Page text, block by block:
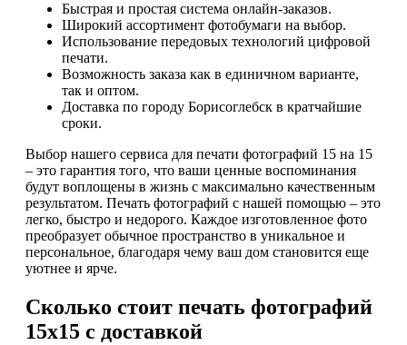
Быстрая и простая система онлайн-заказов.
Широкий ассортимент фотобумаги на выбор.
Использование передовых технологий цифровой
печати.
Возможность заказа как в единичном варианте,
так и оптом.
Доставка по городу Борисоглебск в кратчайшие
сроки.
Выбор нашего сервиса для печати фотографий 15 на 15
– это гарантия того, что ваши ценные воспоминания
будут воплощены в жизнь с максимально качественным
результатом. Печать фотографий с нашей помощью – это
легко, быстро и недорого. Каждое изготовленное фото
преобразует обычное пространство в уникальное и
персональное, благодаря чему ваш дом становится еще
уютнее и ярче.
Сколько стоит печать фотографий
15х15 с доставкой